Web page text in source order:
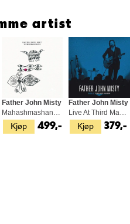
artist
Kjøp
Father John Misty
Mahashmashana (2LP)
499,- Kjøp
Father John Misty
Live At Third Man Records (LP)
379,-